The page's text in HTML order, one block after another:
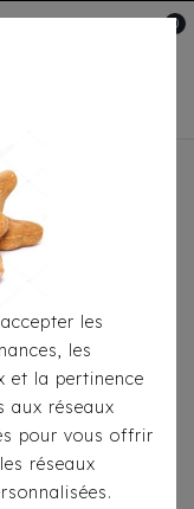
0
Milk&Pepper
les
les
et la pertinence
aux réseaux
pour vous offrir
réseaux